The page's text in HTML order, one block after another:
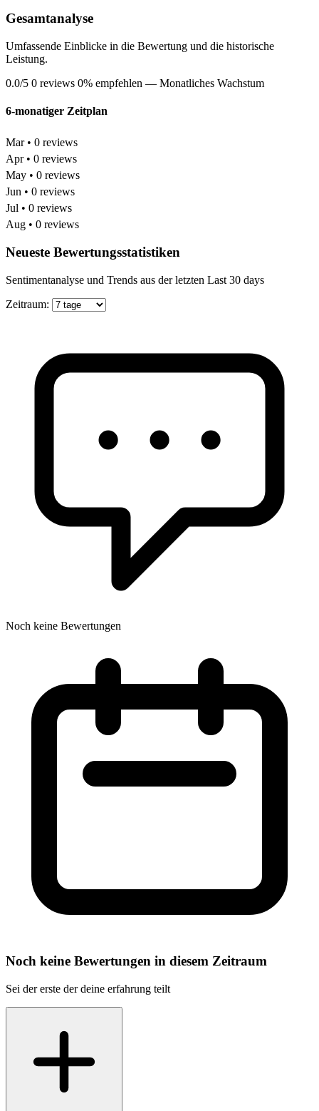
Gesamtanalyse
Umfassende Einblicke in die Bewertung und die historische
Leistung.
0.0/5 0 reviews 0% empfehlen — Monatliches Wachstum
6-monatiger Zeitplan
Mar • 0 reviews
Apr • 0 reviews
May • 0 reviews
Jun • 0 reviews
Jul • 0 reviews
Aug • 0 reviews
Neueste Bewertungsstatistiken
Sentimentanalyse und Trends aus der letzten Last 30 days
Zeitraum:
Noch keine Bewertungen
Noch keine Bewertungen in diesem Zeitraum
Sei der erste der deine erfahrung teilt